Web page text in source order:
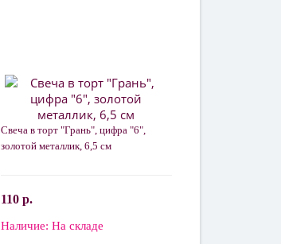
Свеча в торт "Грань", цифра "6",
золотой металлик, 6,5 см
110 р.
В корзину
Наличие: На складе